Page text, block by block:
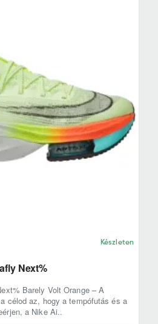
Készleten
Next%
Barely Volt Orange – A
célod az, hogy a tempófutás és a
a Nike Ai..